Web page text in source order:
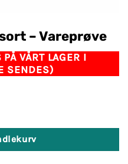
– Vareprøve
VÅRT LAGER I
SENDES)